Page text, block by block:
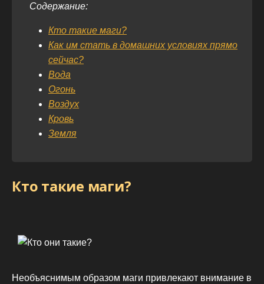
Содержание:
Кто такие маги?
Как им стать в домашних условиях прямо
сейчас?
Вода
Огонь
Воздух
Кровь
Земля
Кто такие маги?
Необъяснимым образом маги привлекают внимание в